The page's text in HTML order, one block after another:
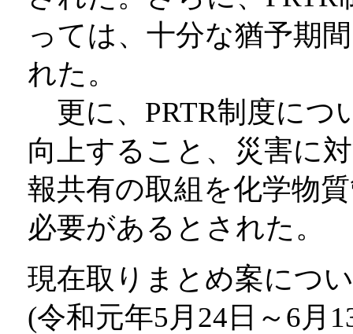
っては、十分な猶予期
れた。
更に、PRTR制度につ
向上すること、災害に
報共有の取組を化学物
必要があるとされた。
現在取りまとめ案につ
(令和元年5月24日～6月